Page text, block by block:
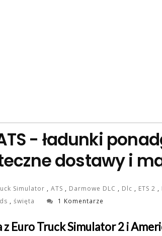
ATS - ładunki
dostawy i
Simulator , ATS , Darmowe DLC , Dlc , ETS 2 ,
, święta 1 Komentarze
z Euro Truck Simulator 2 i